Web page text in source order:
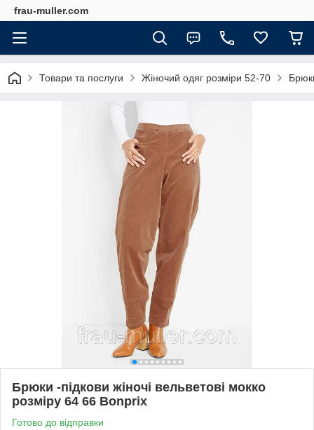
frau-muller.com
Товари та послуги Жіночий одяг розміри 52-70
Брюки -підкови жіночі вельветові мокко
розміру 64 66 Bonprix
Готово до відправки